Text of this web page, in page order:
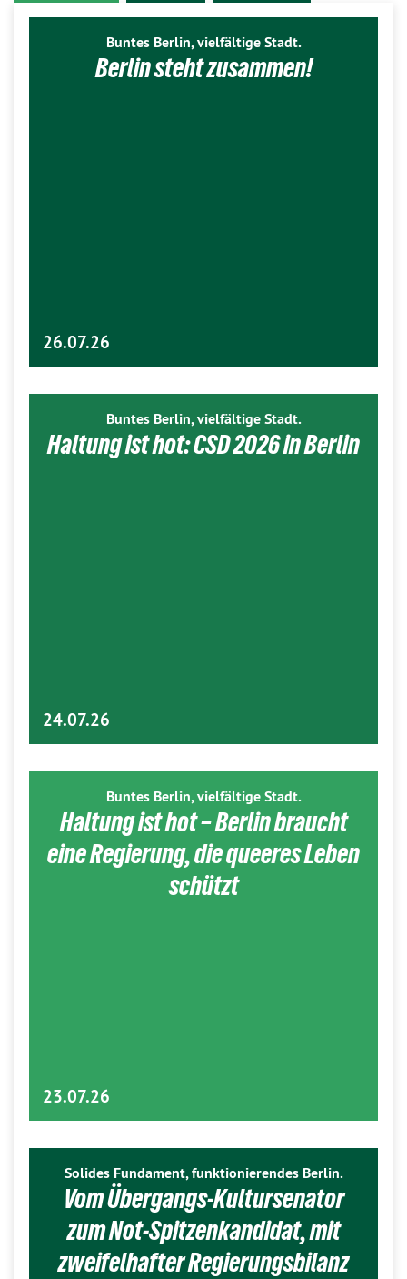
Buntes Berlin, vielfältige Stadt.
Berlin steht zusammen!
26.07.26
Buntes Berlin, vielfältige Stadt.
Haltung ist hot: CSD 2026 in Berlin
24.07.26
Buntes Berlin, vielfältige Stadt.
Haltung ist hot – Berlin braucht
eine Regierung, die queeres Leben
schützt
23.07.26
Solides Fundament, funktionierendes Berlin.
Vom Übergangs-Kultursenator
zum Not-Spitzenkandidat, mit
zweifelhafter Regierungsbilanz